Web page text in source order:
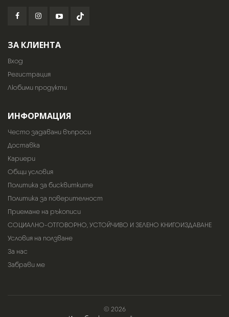
ЗА КЛИЕНТА
Вход
Регистрация
Любими продукти
ИНФОРМАЦИЯ
Често задавани въпроси
Доставка
Кариери
Общи условия
Политика за бисквитките
Политика за поверителност
Приемане на ръкописи
СОЦИАЛНО-ОТГОВОРНО, УСТОЙЧИВО И ЗЕЛЕНО КНИГОИЗДАВАНЕ
Условия на ползване
За нас
Забрави ме
© 2026